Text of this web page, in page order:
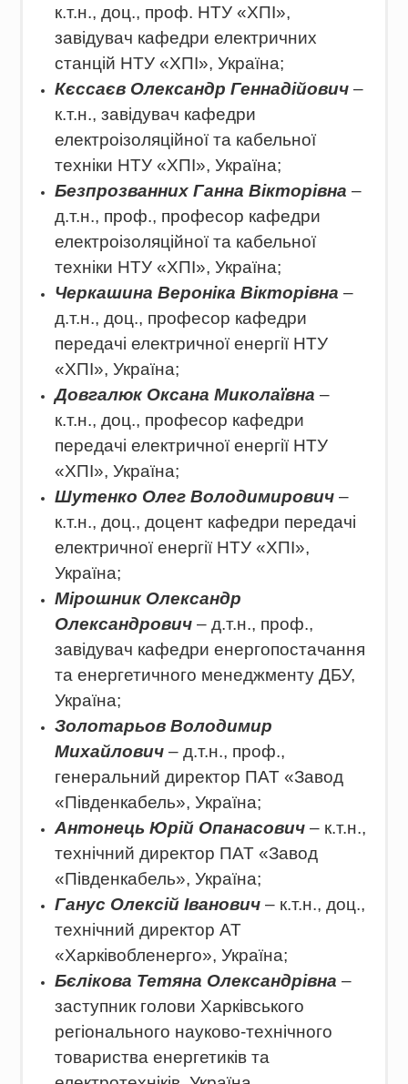
к.т.н., доц., проф. НТУ «ХПІ»,
завідувач кафедри електричних
станцій НТУ «ХПІ», Україна;
Кєссаєв Олександр Геннадійович–
к.т.н., завідувач кафедри
електроізоляційної та кабельної
техніки НТУ «ХПІ», Україна;
Безпрозванних Ганна Вікторівна –
д.т.н., проф., професор кафедри
електроізоляційної та кабельної
техніки НТУ «ХПІ», Україна;
Черкашина Вероніка Вікторівна –
д.т.н., доц., професор кафедри
передачі електричної енергії НТУ
«ХПІ», Україна;
Довгалюк Оксана Миколаївна –
к.т.н., доц., професор кафедри
передачі електричної енергії НТУ
«ХПІ», Україна;
Шутенко Олег Володимирович–
к.т.н., доц., доцент кафедри передачі
електричної енергії НТУ «ХПІ»,
Україна;
Мірошник Олександр
Олександрович– д.т.н., проф.,
завідувач кафедри енергопостачання
та енергетичного менеджменту ДБУ,
Україна;
Золотарьов Володимир
Михайлович– д.т.н., проф.,
генеральний директор ПАТ «Завод
«Південкабель», Україна;
Антонець Юрій Опанасович– к.т.н.,
технічний директор ПАТ «Завод
«Південкабель», Україна;
Ганус Олексій Іванович– к.т.н., доц.,
технічний директор АТ
«Харківобленерго», Україна;
Бєлікова Тетяна Олександрівна –
заступник голови Харківського
регіонального науково-технічного
товариства енергетиків та